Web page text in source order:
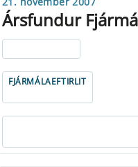
Ársfundur
FJÁRMÁLAEFTIRLIT